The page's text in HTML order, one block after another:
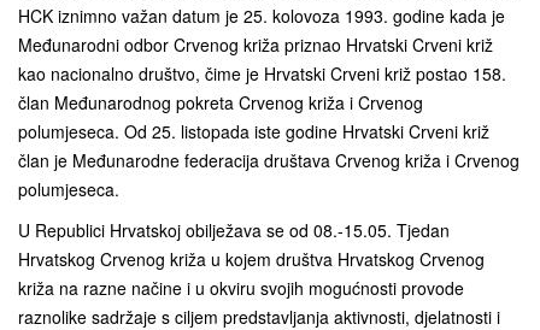
HCK iznimno važan datum je 25. kolovoza 1993. godine kada je
Međunarodni odbor Crvenog križa priznao Hrvatski Crveni križ
kao nacionalno društvo, čime je Hrvatski Crveni križ postao 158.
član Međunarodnog pokreta Crvenog križa i Crvenog
polumjeseca. Od 25. listopada iste godine Hrvatski Crveni križ
član je Međunarodne federacija društava Crvenog križa i Crvenog
polumjeseca.
U Republici Hrvatskoj obilježava se od 08.-15.05. Tjedan
Hrvatskog Crvenog križa u kojem društva Hrvatskog Crvenog
križa na razne načine i u okviru svojih mogućnosti provode
raznolike sadržaje s ciljem predstavljanja aktivnosti, djelatnosti i